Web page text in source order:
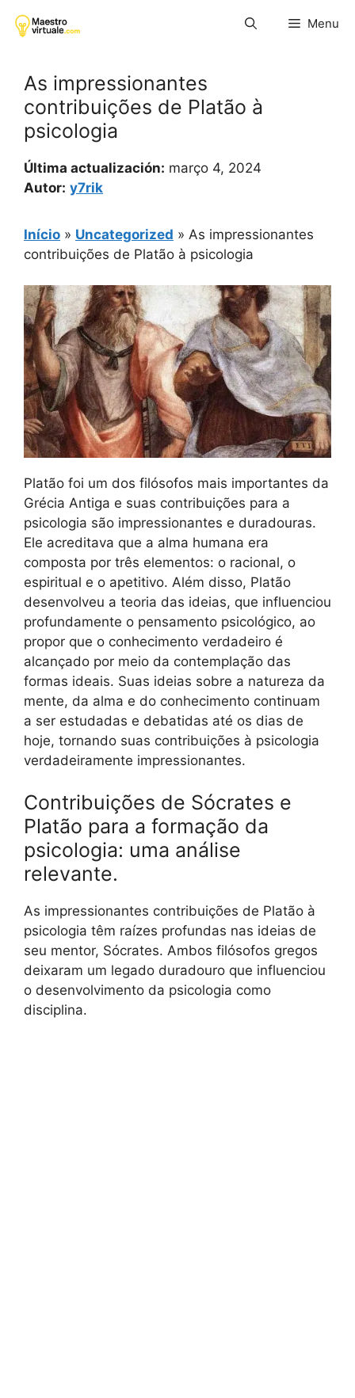
para
Menu
As impressionantes
contribuições de Platão à
psicologia
Última actualización: março 4, 2024
Autor: y7rik
Início » Uncategorized » As impressionantes
contribuições de Platão à psicologia
Platão foi um dos filósofos mais importantes da
Grécia Antiga e suas contribuições para a
psicologia são impressionantes e duradouras.
Ele acreditava que a alma humana era
composta por três elementos: o racional, o
espiritual e o apetitivo. Além disso, Platão
desenvolveu a teoria das ideias, que influenciou
profundamente o pensamento psicológico, ao
propor que o conhecimento verdadeiro é
alcançado por meio da contemplação das
formas ideais. Suas ideias sobre a natureza da
mente, da alma e do conhecimento continuam
a ser estudadas e debatidas até os dias de
hoje, tornando suas contribuições à psicologia
verdadeiramente impressionantes.
Contribuições de Sócrates e
Platão para a formação da
psicologia: uma análise
relevante.
As impressionantes contribuições de Platão à
psicologia têm raízes profundas nas ideias de
seu mentor, Sócrates. Ambos filósofos gregos
deixaram um legado duradouro que influenciou
o desenvolvimento da psicologia como
disciplina.